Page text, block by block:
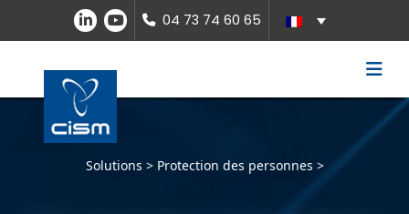
04 73 74 60 65
Solutions > Protection des personnes >